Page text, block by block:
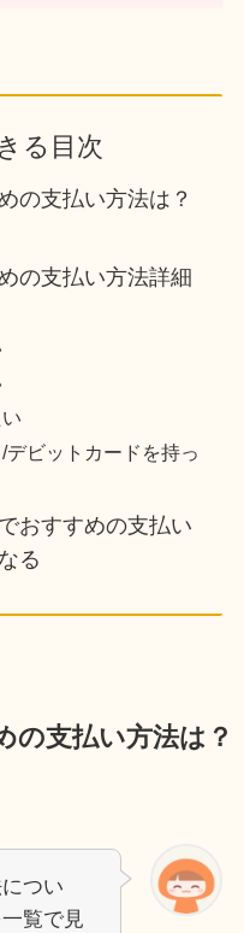
る目次
の支払い方法は？
の支払い方法詳細
ビットカードを持っ
おすすめの支払い
る
の支払い方法は？
つい
覧で見